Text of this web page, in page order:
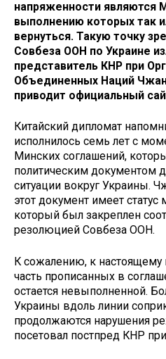
напряженности являются
выполнению которых так
вернуться. Такую точку
Совбеза ООН по Украине
представитель КНР при
Объединенных Наций
приводит официальный
Китайский дипломат
исполнилось семь лет с
Минских соглашений,
политическим документом
ситуации вокруг Украины.
этот документ имеет
который был закреплен
резолюцией Совбеза ООН.
К сожалению, к настоящему
часть прописанных в
остается невыполненной.
Украины вдоль линии
продолжаются нарушения
посетовал постпред КНР